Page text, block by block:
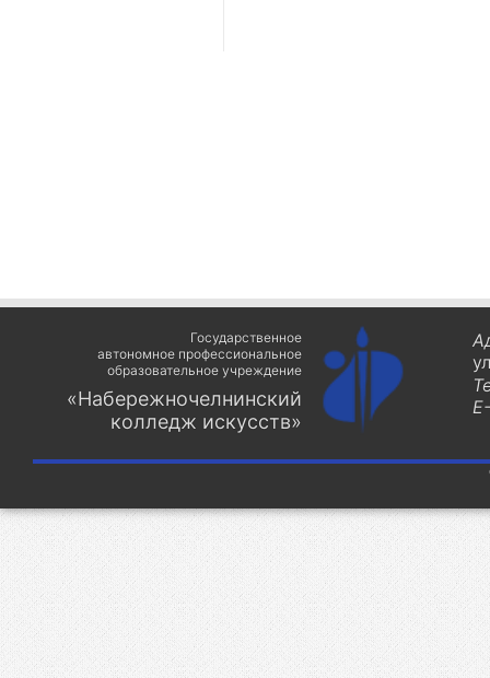
Государственное
автономное профессиональное
образовательное учреждение
«Набережночелнинский
колледж искусств»